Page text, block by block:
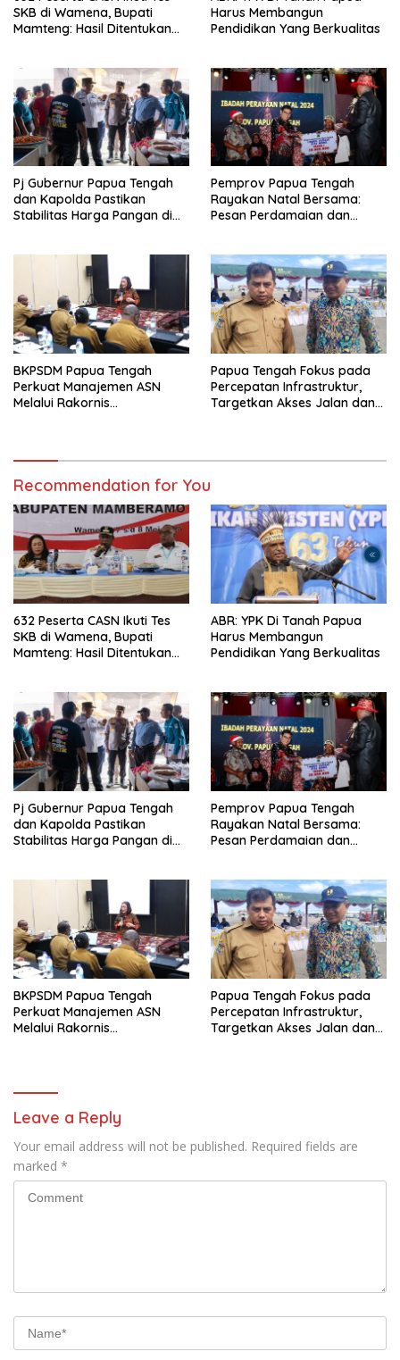
SKB di Wamena, Bupati
Mamteng: Hasil Ditentukan
Harus Membangun
Pendidikan Yang Berkualitas
Pj Gubernur Papua Tengah
dan Kapolda Pastikan
Stabilitas Harga Pangan di
Pemprov Papua Tengah
Rayakan Natal Bersama:
Pesan Perdamaian dan
BKPSDM Papua Tengah
Perkuat Manajemen ASN
Melalui Rakornis
Papua Tengah Fokus pada
Percepatan Infrastruktur,
Targetkan Akses Jalan dan
Recommendation for You
632 Peserta CASN Ikuti Tes
SKB di Wamena, Bupati
Mamteng: Hasil Ditentukan
ABR: YPK Di Tanah Papua
Harus Membangun
Pendidikan Yang Berkualitas
Pj Gubernur Papua Tengah
dan Kapolda Pastikan
Stabilitas Harga Pangan di
Pemprov Papua Tengah
Rayakan Natal Bersama:
Pesan Perdamaian dan
BKPSDM Papua Tengah
Perkuat Manajemen ASN
Melalui Rakornis
Papua Tengah Fokus pada
Percepatan Infrastruktur,
Targetkan Akses Jalan dan
Leave a Reply
Your email address will not be published. Required fields are
marked *